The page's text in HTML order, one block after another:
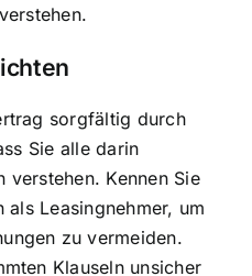
sorgfältig durch
Sie alle darin
verstehen. Kennen Sie
als Leasingnehmer, um
zu vermeiden.
Klauseln unsicher